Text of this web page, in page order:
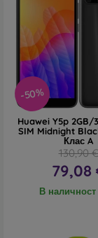
-50%
Huawei Y5p 2GB/
SIM Midnight
Клас A
130,90 €
79,08
В